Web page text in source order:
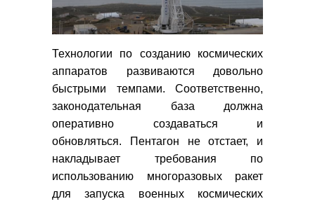
Технологии по созданию космических
аппаратов развиваются довольно
быстрыми темпами. Соответственно,
законодательная база должна
оперативно создаваться и
обновляться. Пентагон не отстает, и
накладывает требования по
использованию многоразовых ракет
для запуска военных космических